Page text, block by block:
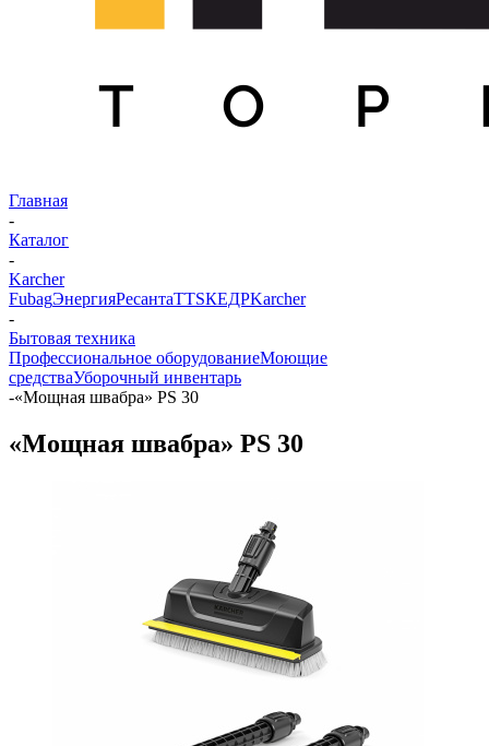
Главная
-
Каталог
-
Karcher
FubagЭнергияРесантаTTSКЕДРKarcher
-
Бытовая техника
Профессиональное оборудованиеМоющие
средстваУборочный инвентарь
-«Мощная швабра» PS 30
«Мощная швабра» PS 30